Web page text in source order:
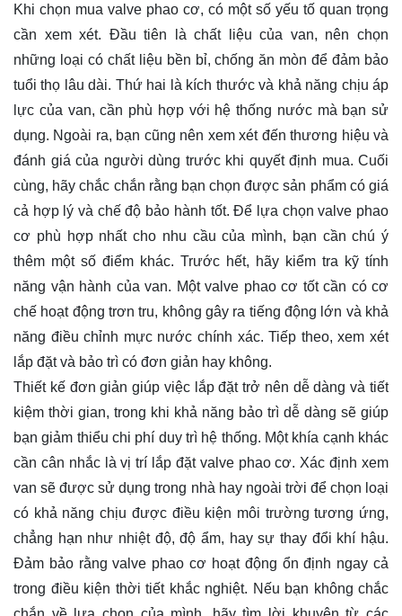
Khi chọn mua valve phao cơ, có một số yếu tố quan trọng
cần xem xét. Đầu tiên là chất liệu của van, nên chọn
những loại có chất liệu bền bỉ, chống ăn mòn để đảm bảo
tuổi thọ lâu dài. Thứ hai là kích thước và khả năng chịu áp
lực của van, cần phù hợp với hệ thống nước mà bạn sử
dụng. Ngoài ra, bạn cũng nên xem xét đến thương hiệu và
đánh giá của người dùng trước khi quyết định mua. Cuối
cùng, hãy chắc chắn rằng bạn chọn được sản phẩm có giá
cả hợp lý và chế độ bảo hành tốt. Để lựa chọn valve phao
cơ phù hợp nhất cho nhu cầu của mình, bạn cần chú ý
thêm một số điểm khác. Trước hết, hãy kiểm tra kỹ tính
năng vận hành của van. Một valve phao cơ tốt cần có cơ
chế hoạt động trơn tru, không gây ra tiếng động lớn và khả
năng điều chỉnh mực nước chính xác. Tiếp theo, xem xét
lắp đặt và bảo trì có đơn giản hay không.
Thiết kế đơn giản giúp việc lắp đặt trở nên dễ dàng và tiết
kiệm thời gian, trong khi khả năng bảo trì dễ dàng sẽ giúp
bạn giảm thiểu chi phí duy trì hệ thống. Một khía cạnh khác
cần cân nhắc là vị trí lắp đặt valve phao cơ. Xác định xem
van sẽ được sử dụng trong nhà hay ngoài trời để chọn loại
có khả năng chịu được điều kiện môi trường tương ứng,
chẳng hạn như nhiệt độ, độ ẩm, hay sự thay đổi khí hậu.
Đảm bảo rằng valve phao cơ hoạt động ổn định ngay cả
trong điều kiện thời tiết khắc nghiệt. Nếu bạn không chắc